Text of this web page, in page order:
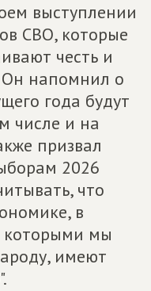
выступлении
СВО, которые
честь и
напомнил о
года будут
числе и на
призвал
2026
что
в
которыми мы
имеют